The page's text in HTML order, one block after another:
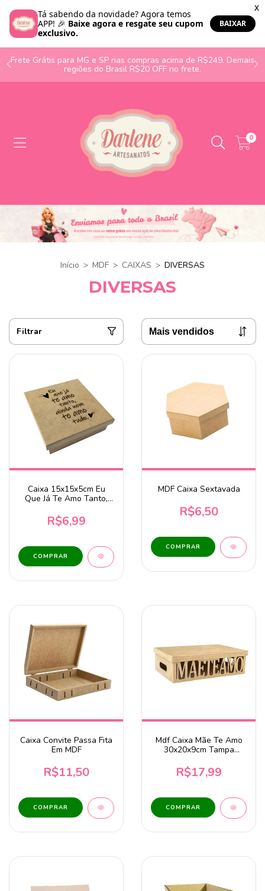
Frete Grátis para MG e SP nas compras acima de R$249. Demais
regiões do Brasil R$20 OFF no frete.
0
Início > MDF > CAIXAS > DIVERSAS
DIVERSAS
Filtrar
Caixa 15x15x5cm Eu
Que Já Te Amo Tanto,
em Mdf
R$6,99
MDF Caixa Sextavada
R$6,50
COMPRAR
Caixa Convite Passa Fita
Em MDF
R$11,50
COMPRAR
Mdf Caixa Mãe Te Amo
30x20x9cm Tampa
R$17,99